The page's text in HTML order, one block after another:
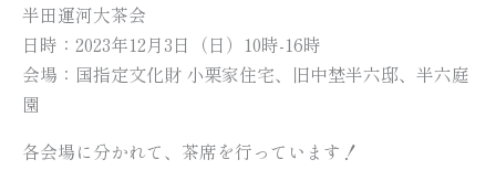
半田運河大茶会
日時：2023年12月3日（日）10時-16時
会場：国指定文化財 小栗家住宅、旧中埜半六邸、半六庭
園
各会場に分かれて、茶席を行っています！